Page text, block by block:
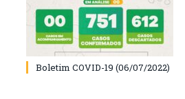
Boletim COVID-19 (06/07/2022)